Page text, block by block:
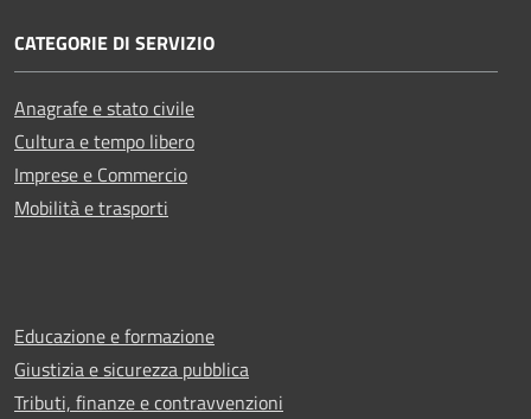
CATEGORIE DI SERVIZIO
Anagrafe e stato civile
Cultura e tempo libero
Imprese e Commercio
Mobilità e trasporti
Educazione e formazione
Giustizia e sicurezza pubblica
Tributi, finanze e contravvenzioni